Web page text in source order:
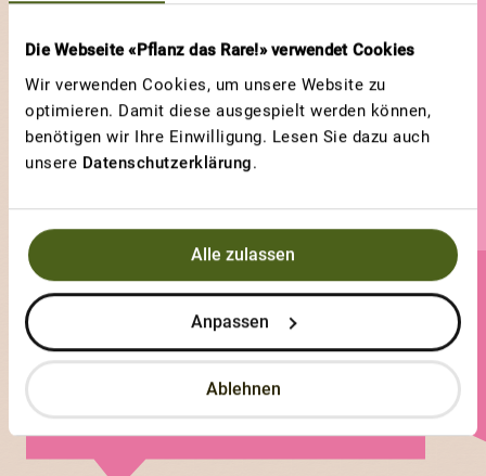
Die Webseite «Pflanz das Rare!» verwendet Cookies
Wir verwenden Cookies, um unsere Website zu
optimieren. Damit diese ausgespielt werden können,
benötigen wir Ihre Einwilligung. Lesen Sie dazu auch
unsere Datenschutzerklärung.
Alle zulassen
Anpassen
Ablehnen
Michael Baumgartner
0 Sorten